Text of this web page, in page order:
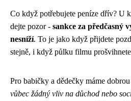
Co když potřebujete peníze dřív? U
dejte pozor - sankce za předčasný
nesníží. To je jako když přijdete
stejně, i když půlku filmu
Pro babičky a dědečky máme
vůbec žádný vliv na důchod nebo